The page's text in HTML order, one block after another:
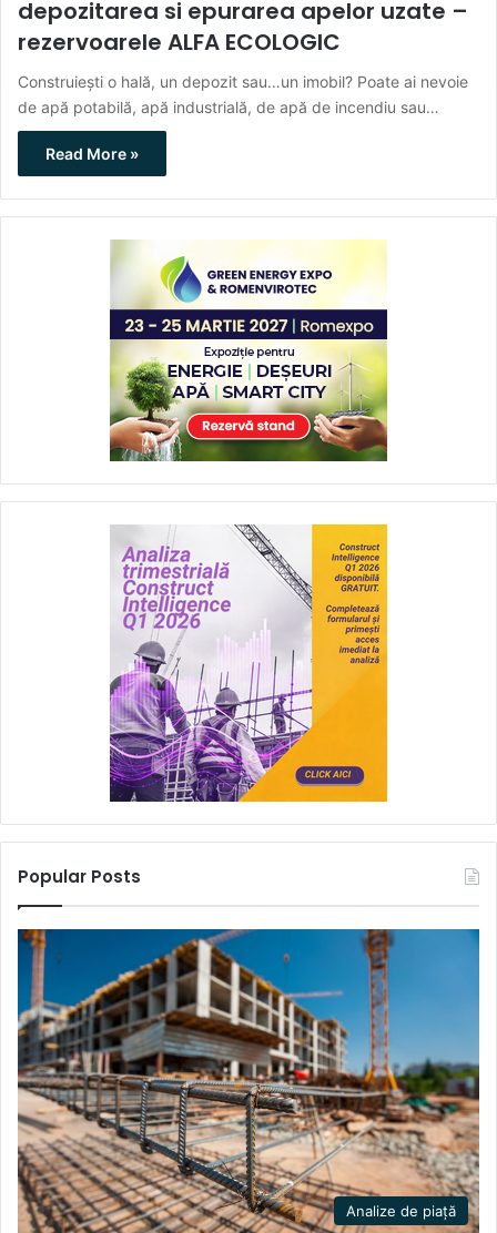
depozitarea si epurarea apelor uzate –
rezervoarele ALFA ECOLOGIC
Construiești o hală, un depozit sau…un imobil? Poate ai nevoie
de apă potabilă, apă industrială, de apă de incendiu sau…
Read More »
Popular Posts
Analize de piață